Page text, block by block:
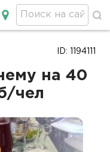
Нижнем Новгороде
на 40
чел
ID: 1194111